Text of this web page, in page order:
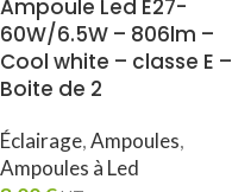
Ampoule Led E27-
60W/6.5W – 806lm –
Cool white – classe E –
Boite de 2
Éclairage,Ampoules,
Ampoules à Led